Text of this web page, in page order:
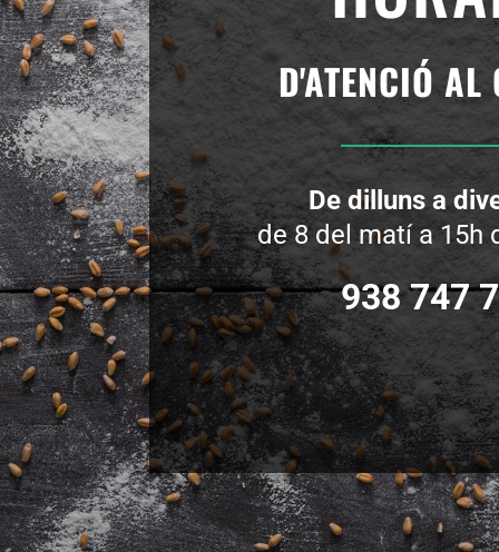
D'ATENCIÓ AL
De dilluns a
de 8 del matí a 15h
938 747